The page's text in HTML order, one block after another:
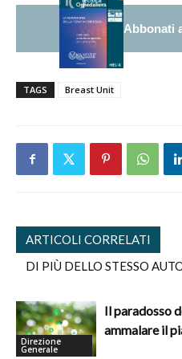
Abbonati
TAGS Breast Unit
ARTICOLI CORRELATI
DI PIÙ DELLO STESSO
Direzione
Generale
Il paradosso
ammalare il